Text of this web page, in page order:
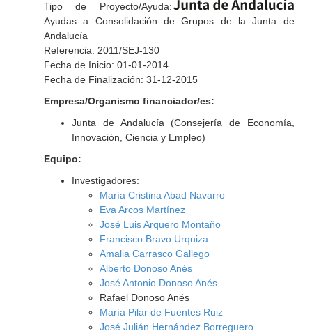
Tipo de Proyecto/Ayuda:
Ayudas a Consolidación de Grupos de la Junta de
Andalucía
Referencia: 2011/SEJ-130
Fecha de Inicio: 01-01-2014
Fecha de Finalización: 31-12-2015
Empresa/Organismo financiador/es:
Junta de Andalucía (Consejería de Economía,
Innovación, Ciencia y Empleo)
Equipo:
Investigadores:
María Cristina Abad Navarro
Eva Arcos Martínez
José Luis Arquero Montaño
Francisco Bravo Urquiza
Amalia Carrasco Gallego
Alberto Donoso Anés
José Antonio Donoso Anés
Rafael Donoso Anés
María Pilar de Fuentes Ruiz
José Julián Hernández Borreguero